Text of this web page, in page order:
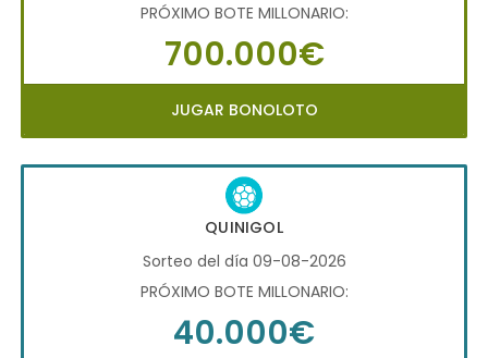
PRÓXIMO BOTE MILLONARIO:
700.000€
JUGAR BONOLOTO
QUINIGOL
Sorteo del día 09-08-2026
PRÓXIMO BOTE MILLONARIO:
40.000€